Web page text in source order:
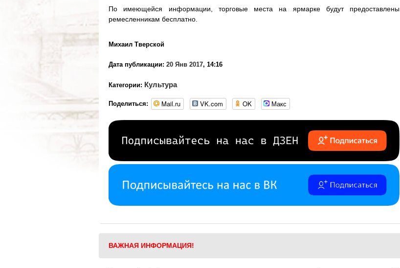
По имеющейся информации, торговые места на ярмарке будут предоставлены
ремесленникам бесплатно.
Михаил Тверской
Дата публикации: 20 Янв 2017, 14:16
Категории: Культура
Поделиться: Mail.ru VK.com OK Макс
ВАЖНАЯ ИНФОРМАЦИЯ!